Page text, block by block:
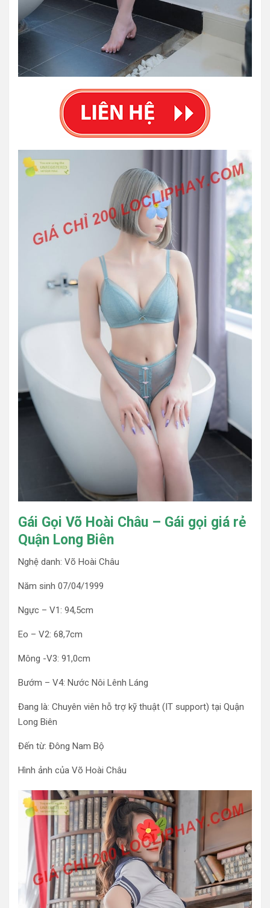
Gái Gọi Võ Hoài Châu – Gái gọi giá rẻ
Quận Long Biên
Nghệ danh: Võ Hoài Châu
Năm sinh 07/04/1999
Ngực – V1: 94,5cm
Eo – V2: 68,7cm
Mông -V3: 91,0cm
Bướm – V4: Nước Nôi Lênh Láng
Đang là: Chuyên viên hỗ trợ kỹ thuật (IT support) tại Quận
Long Biên
Đến từ: Đông Nam Bộ
Hình ảnh của Võ Hoài Châu